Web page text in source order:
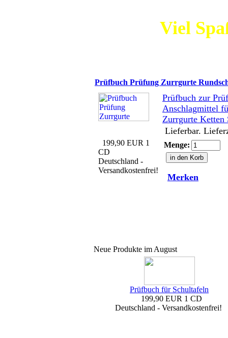
Viel
Prüfbuch Prüfung Zurrgurte
Prüfbuch zur
Anschlagmittel
Zurrgurte
Lieferbar.
199,90 EUR 1
CD
Deutschland -
Versandkostenfrei!
Menge:
Merken
Neue Produkte im August
Prüfbuch für Schultafeln
199,90 EUR 1 CD
Deutschland - Versandkostenfrei!